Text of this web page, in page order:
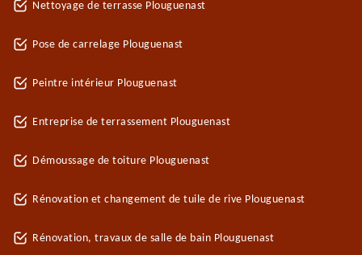
Nettoyage de terrasse Plouguenast
Pose de carrelage Plouguenast
Peintre intérieur Plouguenast
Entreprise de terrassement Plouguenast
Démoussage de toiture Plouguenast
Rénovation et changement de tuile de rive Plouguenast
Rénovation, travaux de salle de bain Plouguenast